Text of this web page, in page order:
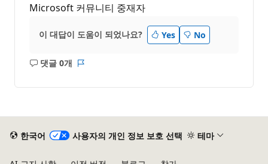
Microsoft 커뮤니티 중재자
이 대답이 도움이 되었나요? Yes No
댓글 0개
설
한국어 사용자의 개인 정보 보호 선택 테마